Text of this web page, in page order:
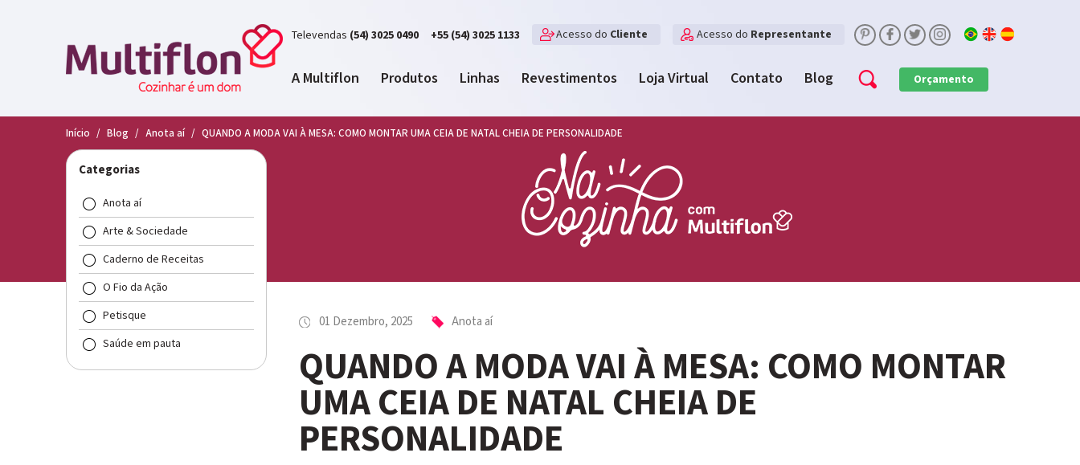
Televendas (54) 3025 0490 +55 (54) 3025 1133 Acesso do Cliente Acesso do Representante
A Multiflon Produtos Linhas Revestimentos Loja Virtual Contato Blog Orçamento
Início / Blog / Anota aí / QUANDO A MODA VAI À MESA: COMO MONTAR UMA CEIA DE NATAL CHEIA DE PERSONALIDADE
Categorias
Anota aí
Arte & Sociedade
Caderno de Receitas
O Fio da Ação
Petisque
Saúde em pauta
01 Dezembro, 2025 Anota aí
QUANDO A MODA VAI À MESA: COMO MONTAR
UMA CEIA DE NATAL CHEIA DE
PERSONALIDADE